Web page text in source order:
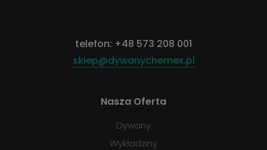
telefon: +48 573 208 001
sklep@dywanychemex.pl
Nasza Oferta
Dywany
Wykładziny